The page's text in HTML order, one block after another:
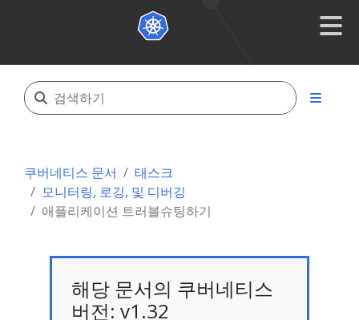
쿠버네티스 문서
태스크
모니터링, 로깅, 및 디버깅
애플리케이션 트러블슈팅하기
해당 문서의 쿠버네티스
버전: v1.32